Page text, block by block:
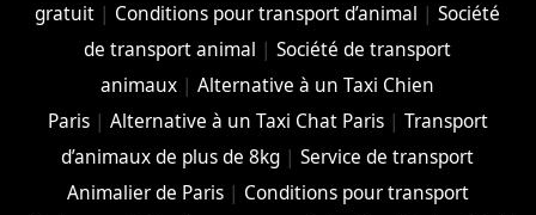
gratuit | Conditions pour transport d’animal |Société
de transport animal |Société de transport
animaux |Alternative à un Taxi Chien
Paris| Alternative à un Taxi Chat Paris| Transport
d’animaux de plus de 8kg |Service de transport
Animalier de Paris| Conditions pour transport